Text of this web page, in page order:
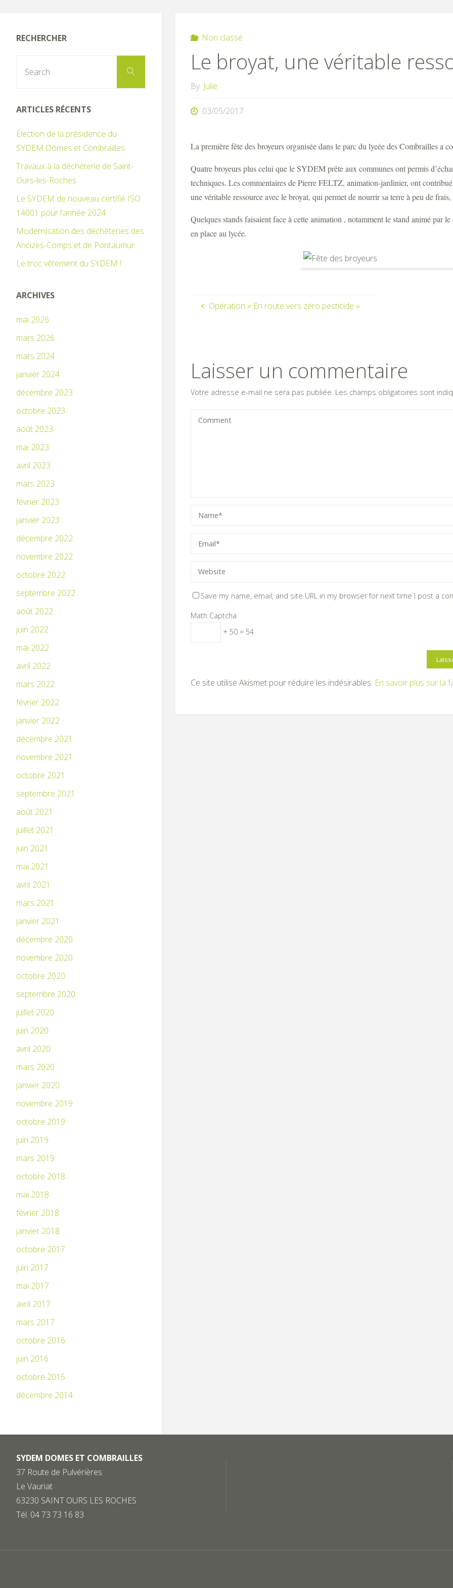
Non classé
Le broyat, une véritable
By Julie
03/05/2017
La première fête des broyeurs organisée dans le parc du lycée des Combrailles a
Quatre broyeurs plus celui que le SYDEM prête aux communes ont permis
techniques. Les commentaires de Pierre FELTZ, animation-jardinier, ont
une véritable ressource avec le broyat, qui permet de nourrir sa terre à peu de
Quelques stands faisaient face à cette animation , notamment le stand animé par
en place au lycée.
Opération « En route vers zéro pesticide »
Laisser un commentaire
Votre adresse e-mail ne sera pas publiée. Les champs obligatoires sont
Save my name, email, and site URL in my browser for next time I post a
Math Captcha
+ 50 = 54
Ce site utilise Akismet pour réduire les indésirables. En savoir plus sur la
RECHERCHER
Search
ARTICLES RÉCENTS
Élection de la présidence du
SYDEM Dômes et Combrailles
Travaux à la déchèterie de Saint-
Ours-les-Roches
Le SYDEM de nouveau certifié ISO
14001 pour l’année 2024
Modernisation des déchèteries des
Ancizes-Comps et de Pontaumur
Le troc vêtement du SYDEM !
ARCHIVES
mai 2026
mars 2026
mars 2024
janvier 2024
décembre 2023
octobre 2023
août 2023
mai 2023
avril 2023
mars 2023
février 2023
janvier 2023
décembre 2022
novembre 2022
octobre 2022
septembre 2022
août 2022
juin 2022
mai 2022
avril 2022
mars 2022
février 2022
janvier 2022
décembre 2021
novembre 2021
octobre 2021
septembre 2021
août 2021
juillet 2021
juin 2021
mai 2021
avril 2021
mars 2021
janvier 2021
décembre 2020
novembre 2020
octobre 2020
septembre 2020
juillet 2020
juin 2020
avril 2020
mars 2020
janvier 2020
novembre 2019
octobre 2019
juin 2019
mars 2019
octobre 2018
mai 2018
février 2018
janvier 2018
octobre 2017
juin 2017
mai 2017
avril 2017
mars 2017
octobre 2016
juin 2016
octobre 2015
décembre 2014
SYDEM DOMES ET COMBRAILLES
37 Route de Pulvérières
Le Vauriat
63230 SAINT OURS LES ROCHES
Tél. 04 73 73 16 83